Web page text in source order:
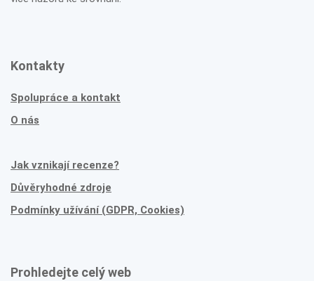
Kontakty
Spolupráce a kontakt
O nás
Jak vznikají recenze?
Důvěryhodné zdroje
Podmínky užívání (GDPR, Cookies)
Prohledejte celý web